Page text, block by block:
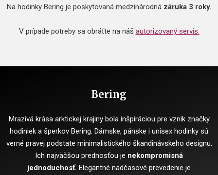
Na hodinky Bering je poskytovaná medzinárodnázáruka 3 roky.
V prípade potreby sa obráťte na náš autorizovaný servis.
Bering
Mrazivá krása arktickej krajiny bola inšpiráciou pre vznik značky
hodiniek a šperkov Bering. Dámske, pánske i unisex hodinky sú
verné pravej podstate minimalistického škandinávskeho designu.
Ich najväčšou prednosťou je nekompromisná
jednoduchosť. Elegantné nadčasové prevedenie je